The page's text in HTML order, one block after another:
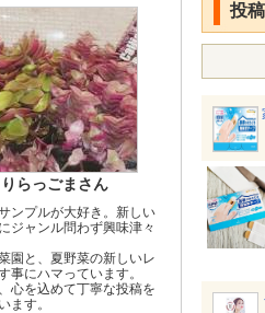
りらっごまさん
ンプルが大好き。新しい
ジャンル問わず興味津々
園と、夏野菜の新しいレ
事にハマっています。
心を込めて丁寧な投稿を
ます。
投